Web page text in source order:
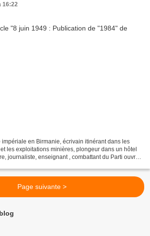
16:22
en Birmanie, écrivain itinérant dans les
les exploitations minières, plongeur dans un hôtel
journaliste, enseignant , combattant du Parti ouvrier
Page suivante >